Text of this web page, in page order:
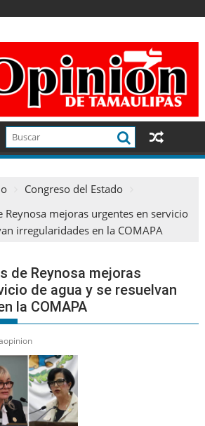
Congreso del Estado
Reynosa mejoras urgentes en servicio
irregularidades en la COMAPA
de Reynosa mejoras
de agua y se resuelvan
la COMAPA